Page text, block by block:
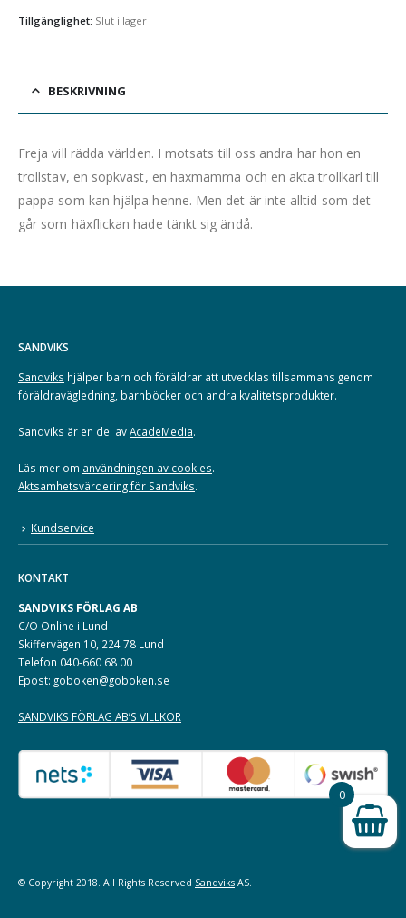
Tillgänglighet: Slut i lager
BESKRIVNING
Freja vill rädda världen. I motsats till oss andra har hon en
trollstav, en sopkvast, en häxmamma och en äkta trollkarl till
pappa som kan hjälpa henne. Men det är inte alltid som det
går som häxflickan hade tänkt sig ändå.
SANDVIKS
Sandviks hjälper barn och föräldrar att utvecklas tillsammans genom
föräldravägledning, barnböcker och andra kvalitetsprodukter.
Sandviks är en del avAcadeMedia.
Läs mer om användningen av cookies.
Aktsamhetsvärdering för Sandviks.
Kundservice
KONTAKT
SANDVIKS FÖRLAG AB
C/O Online i Lund
Skiffervägen 10, 224 78 Lund
Telefon 040-660 68 00
Epost: goboken@goboken.se
SANDVIKS FÖRLAG AB’S VILLKOR
© Copyright 2018. All Rights Reserved Sandviks AS.
0